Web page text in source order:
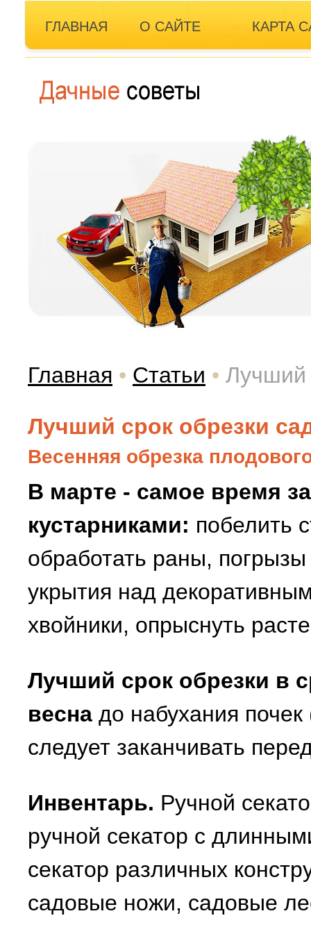
ГЛАВНАЯ О САЙТЕ КАРТА
Главная • Статьи • Лучший
Лучший срок обрезки
Весенняя обрезка
В марте - самое время
кустарниками: побелить
обработать раны,
укрытия над
хвойники, опрыснуть
Лучший срок обрезки в
весна до набухания
следует заканчивать
Инвентарь. Ручной
ручной секатор с
секатор различных
садовые ножи, садовые